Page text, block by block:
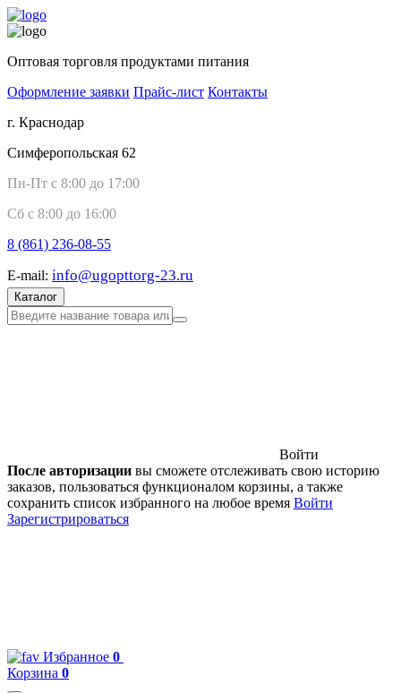
Оптовая торговля продуктами питания
Оформление заявки Прайс-лист Контакты
г. Краснодар
Симферопольская 62
Пн-Пт с 8:00 до 17:00
Сб с 8:00 до 16:00
8 (861) 236-08-55
E-mail: info@ugopttorg-23.ru
Каталог
Войти
После авторизации вы сможете отслеживать свою историю
заказов, пользоваться функционалом корзины, а также
сохранить список избранного на любое время Войти
Зарегистрироваться
Избранное 0
Корзина 0